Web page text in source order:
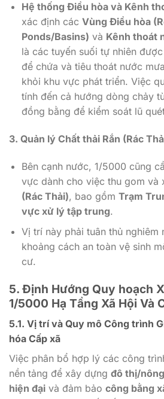
Hệ thống Điều hòa và Kênh
xác định các Vùng Điều hòa
Ponds/Basins) và Kênh thoát
là các tuyến suối tự nhiên
để chứa và tiêu thoát nước
khỏi khu vực phát triển. Việc
tính đến cả hướng dòng chảy
đồng bằng để kiểm soát lũ
3. Quản lý Chất thải Rắn (Rác
Bên cạnh nước, 1/5000 cũng
vực dành cho việc thu gom và
(Rác Thải), bao gồm Trạm
vực xử lý tập trung.
Vị trí này phải tuân thủ nghiêm
khoảng cách an toàn vệ sinh
cư.
5. Định Hướng Quy hoạch
1/5000 Hạ Tầng Xã Hội Và
5.1. Vị trí và Quy mô Công trình
hóa Cấp xã
Việc phân bổ hợp lý các công
nền tảng để xây dựng đô thị/
hiện đại và đảm bảo công bằng